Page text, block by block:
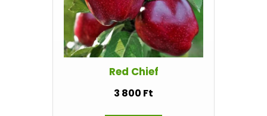
Red Chief
3 800 Ft